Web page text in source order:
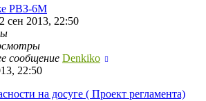
РВЗ-6М
сен 2013, 22:50
сообщение Denkiko
22:50
на досуге ( Проект регламента)